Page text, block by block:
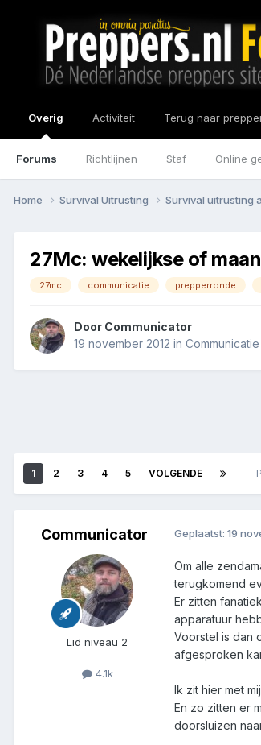
Overig
Forums Richtlijnen Staf Online
Activiteit Terug naar
Home Survival Uitrusting Survival uitrusting
27Mc: wekelijkse of
27mc communicatie prepperronde
Door Communicator
19 november 2012 in Communicatie
1 2 3 4 5 VOLGENDE
Communicator
Lid niveau 2
4.1k
Geplaatst: 19
Om alle
terugkomend
Er zitten
apparatuur
Voorstel is dan
afgesproken
Ik zit hier met
En zo zitten er
doorsluizen